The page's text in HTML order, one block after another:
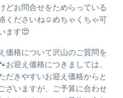
どお問合せをためらっている
くださいね☺️めちゃくちゃ可
ます😍
価格について沢山のご質問を
お迎え価格につきましては、
だきやすいお迎え価格からと
ざいますが、ご予算に合わせ